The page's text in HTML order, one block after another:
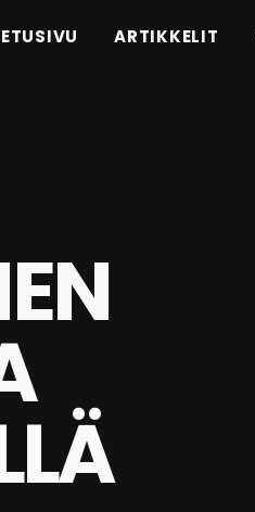
ETUSIVU ARTIKKELIT